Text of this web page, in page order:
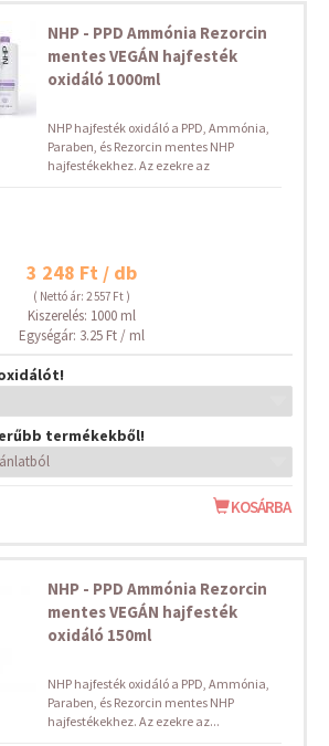
NHP - PPD Ammónia Rezorcin
mentes VEGÁN hajfesték
oxidáló 1000ml
NHP hajfesték oxidáló a PPD, Ammónia,
Paraben, és Rezorcin mentes NHP
hajfestékekhez. Az ezekre az
3 248 Ft / db
( Nettó ár: 2 557 Ft )
Kiszerelés: 1000 ml
Egységár: 3.25 Ft / ml
termékekből!
KOSÁRBA
NHP - PPD Ammónia Rezorcin
mentes VEGÁN hajfesték
oxidáló 150ml
NHP hajfesték oxidáló a PPD, Ammónia,
Paraben, és Rezorcin mentes NHP
hajfestékekhez. Az ezekre az...